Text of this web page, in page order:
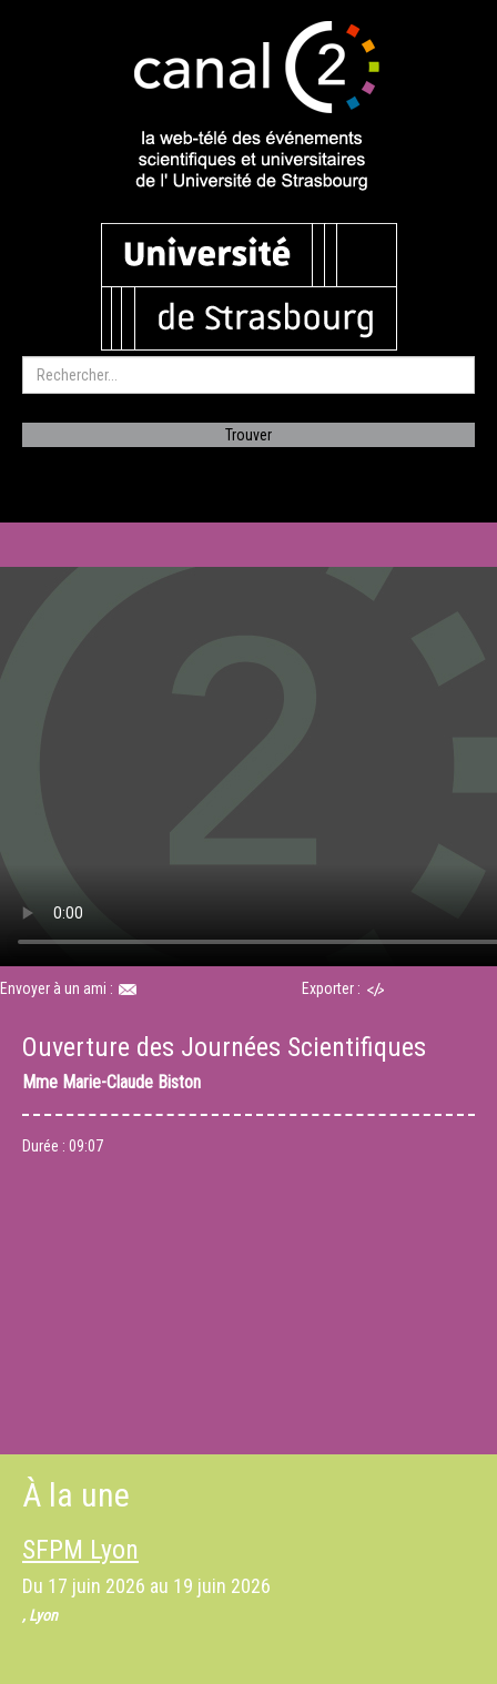
Envoyer à un ami : Exporter :
Ouverture des Journées Scientifiques
Mme Marie-Claude Biston
Durée : 09:07
À la une
SFPM Lyon
Du 17 juin 2026 au 19 juin 2026
, Lyon